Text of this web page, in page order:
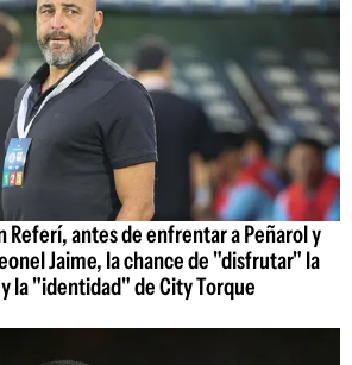
Referí, antes de enfrentar a Peñarol y
Jaime, la chance de "disfrutar" la
la "identidad" de City Torque